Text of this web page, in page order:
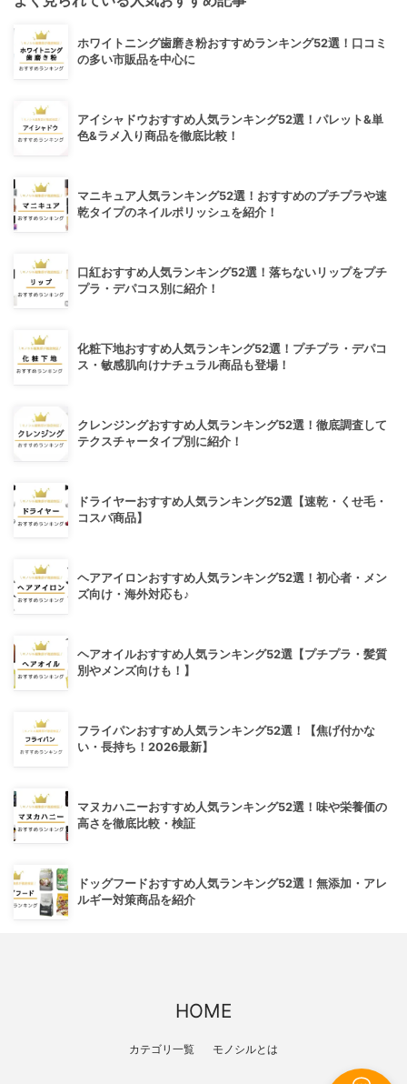
ホワイトニング歯磨き粉おすすめランキング52選！口コミ
の多い市販品を中心に
アイシャドウおすすめ人気ランキング52選！パレット&単
色&ラメ入り商品を徹底比較！
マニキュア人気ランキング52選！おすすめのプチプラや速
乾タイプのネイルポリッシュを紹介！
口紅おすすめ人気ランキング52選！落ちないリップをプチ
プラ・デパコス別に紹介！
化粧下地おすすめ人気ランキング52選！プチプラ・デパコ
ス・敏感肌向けナチュラル商品も登場！
クレンジングおすすめ人気ランキング52選！徹底調査して
テクスチャータイプ別に紹介！
ドライヤーおすすめ人気ランキング52選【速乾・くせ毛・
コスパ商品】
ヘアアイロンおすすめ人気ランキング52選！初心者・メン
ズ向け・海外対応も♪
ヘアオイルおすすめ人気ランキング52選【プチプラ・髪質
別やメンズ向けも！】
フライパンおすすめ人気ランキング52選！【焦げ付かな
い・長持ち！2026最新】
マヌカハニーおすすめ人気ランキング52選！味や栄養価の
高さを徹底比較・検証
ドッグフードおすすめ人気ランキング52選！無添加・アレ
ルギー対策商品を紹介
HOME
カテゴリ一覧 モノシルとは